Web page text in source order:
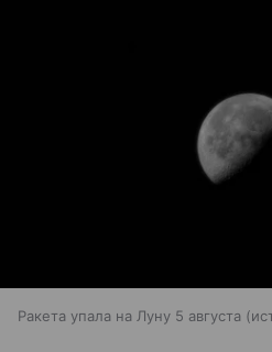
Ракета упала на Луну 5 августа